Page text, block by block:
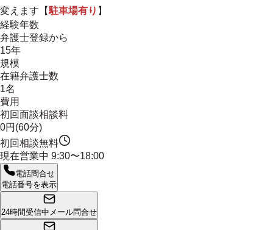
変えます 【駐車場有り 】
経験年数
弁護士登録から
15年
規模
在籍弁護士数
1名
費用
初回面談相談料
0円(60分)
初回相談無料
現在営業中 9:30〜18:00
電話問合せ
電話番号を表示
24時間受信中 メール問合せ